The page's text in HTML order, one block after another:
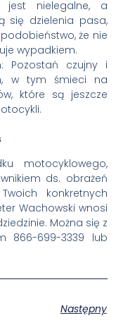
nielegalne, a
się dzielenia pasa,
że nie
wypadkiem.
Pozostań czujny i
w tym śmieci na
które są jeszcze
motocyklowego,
ds. obrażeń
konkretnych
Wachowski wnosi
Można się z
866-699-3339 lub
Następny